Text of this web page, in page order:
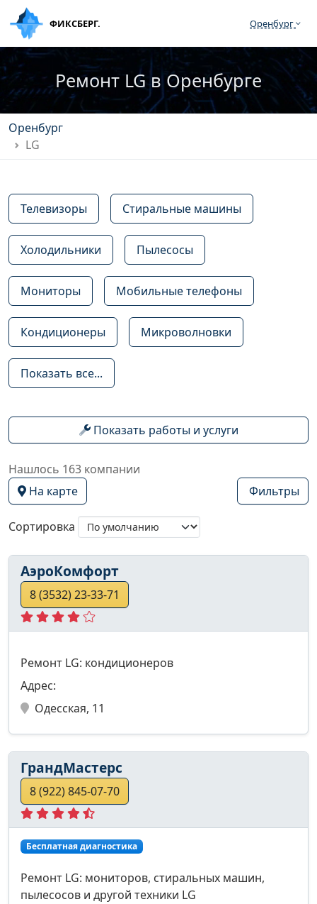
ФИКСБЕРГ. Оренбург
Ремонт LG в Оренбурге
Оренбург
LG
Телевизоры Стиральные машины
Холодильники Пылесосы
Мониторы Мобильные телефоны
Кондиционеры Микроволновки
Показать все...
Показать работы и услуги
Нашлось 163 компании
На карте
Фильтры
Сортировка
АэроКомфорт
8 (3532) 23-33-71
Ремонт LG: кондиционеров
Адрес:
Одесская, 11
ГрандМастерс
8 (922) 845-07-70
Бесплатная диагностика
Ремонт LG: мониторов, стиральных машин,
пылесосов и другой техники LG